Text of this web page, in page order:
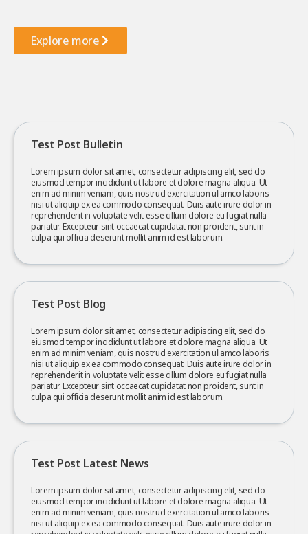
Explore more
Test Post Bulletin
Lorem ipsum dolor sit amet, consectetur adipiscing elit, sed do
eiusmod tempor incididunt ut labore et dolore magna aliqua. Ut
enim ad minim veniam, quis nostrud exercitation ullamco laboris
nisi ut aliquip ex ea commodo consequat. Duis aute irure dolor in
reprehenderit in voluptate velit esse cillum dolore eu fugiat nulla
pariatur. Excepteur sint occaecat cupidatat non proident, sunt in
culpa qui officia deserunt mollit anim id est laborum.
Test Post Blog
Lorem ipsum dolor sit amet, consectetur adipiscing elit, sed do
eiusmod tempor incididunt ut labore et dolore magna aliqua. Ut
enim ad minim veniam, quis nostrud exercitation ullamco laboris
nisi ut aliquip ex ea commodo consequat. Duis aute irure dolor in
reprehenderit in voluptate velit esse cillum dolore eu fugiat nulla
pariatur. Excepteur sint occaecat cupidatat non proident, sunt in
culpa qui officia deserunt mollit anim id est laborum.
Test Post Latest News
Lorem ipsum dolor sit amet, consectetur adipiscing elit, sed do
eiusmod tempor incididunt ut labore et dolore magna aliqua. Ut
enim ad minim veniam, quis nostrud exercitation ullamco laboris
nisi ut aliquip ex ea commodo consequat. Duis aute irure dolor in